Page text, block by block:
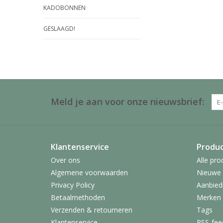
KADOBONNEN
GESLAAGD!
Meld je aan voor onze nieuwsbrief:
Klantenservice
Over ons
Algemene voorwaarden
Privacy Policy
Betaalmethoden
Verzenden & retourneren
Alle
Merken
Tags